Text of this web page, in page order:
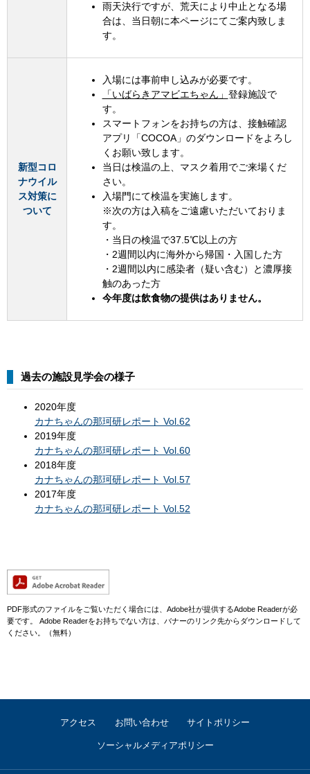
雨天決行ですが、荒天により中止となる場
合は、当日朝に本ページにてご案内致しま
す。
新型コロ
ナウイル
ス対策に
ついて
入場には事前申し込みが必要です。
「いばらきアマビエちゃん」 登録施設で
す。
スマートフォンをお持ちの方は、接触確認
アプリ「COCOA」のダウンロードをよろし
くお願い致します。
当日は検温の上、マスク着用でご来場くだ
さい。
入場門にて検温を実施します。
※次の方は入稿をご遠慮いただいておりま
す。
・当日の検温で37.5℃以上の方
・2週間以内に海外から帰国・入国した方
・2週間以内に感染者（疑い含む）と濃厚接
触のあった方
今年度は飲食物の提供はありません。
過去の施設見学会の様子
2020年度
カナちゃんの那珂研レポート Vol.62
2019年度
カナちゃんの那珂研レポート Vol.60
2018年度
カナちゃんの那珂研レポート Vol.57
2017年度
カナちゃんの那珂研レポート Vol.52
PDF形式のファイルをご覧いただく場合には、Adobe社が提供するAdobe Readerが必
要です。
Adobe Readerをお持ちでない方は、バナーのリンク先からダウンロードして
ください。（無料）
アクセス お問い合わせ サイトポリシー
ソーシャルメディアポリシー